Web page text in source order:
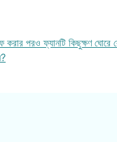
পরও ফ্যানটি কিছুক্ষণ ঘোরে